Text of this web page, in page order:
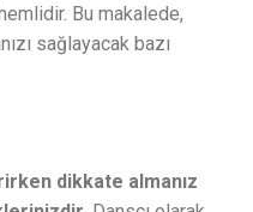
Bu makalede,
sağlayacak bazı
dikkate almanız